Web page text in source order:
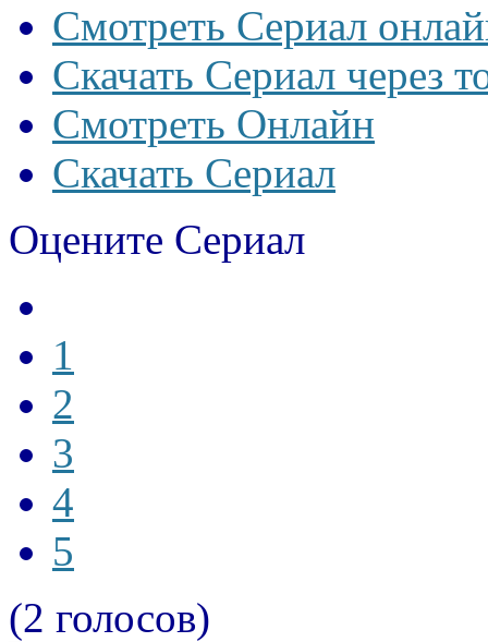
Смотреть Сериал
Скачать Сериал через
Смотреть Онлайн
Скачать Сериал
Оцените Сериал
1
2
3
4
5
(2 голосов)